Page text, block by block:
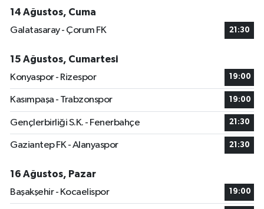
14 Ağustos, Cuma
Galatasaray - Çorum FK
21:30
15 Ağustos, Cumartesi
Konyaspor - Rizespor
19:00
Kasımpaşa - Trabzonspor 19:00
Gençlerbirliği S.K. - Fenerbahçe 21:30
Gaziantep FK - Alanyaspor 21:30
16 Ağustos, Pazar
Başakşehir - Kocaelispor
19:00